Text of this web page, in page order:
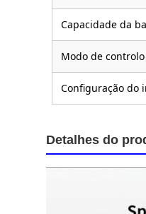
Capacidade da
Modo de controlo
Configuração do
Detalhes do